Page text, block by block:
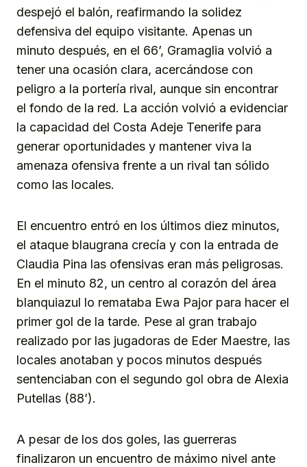
despejó el balón, reafirmando la solidez
defensiva del equipo visitante. Apenas un
minuto después, en el 66’, Gramaglia volvió a
tener una ocasión clara, acercándose con
peligro a la portería rival, aunque sin encontrar
el fondo de la red. La acción volvió a evidenciar
la capacidad del Costa Adeje Tenerife para
generar oportunidades y mantener viva la
amenaza ofensiva frente a un rival tan sólido
como las locales.
El encuentro entró en los últimos diez minutos,
el ataque blaugrana crecía y con la entrada de
Claudia Pina las ofensivas eran más peligrosas.
En el minuto 82, un centro al corazón del área
blanquiazul lo remataba Ewa Pajor para hacer el
primer gol de la tarde. Pese al gran trabajo
realizado por las jugadoras de Eder Maestre, las
locales anotaban y pocos minutos después
sentenciaban con el segundo gol obra de Alexia
Putellas (88’).
A pesar de los dos goles, las guerreras
finalizaron un encuentro de máximo nivel ante